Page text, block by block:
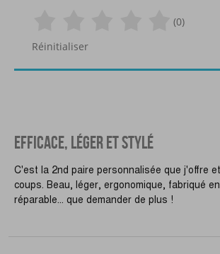
(0)
Réinitialiser
EFFICACE, LÉGER ET STYLÉ
C'est la 2nd paire personnalisée que j'offre
coups. Beau, léger, ergonomique, fabriqué
réparable... que demander de plus !